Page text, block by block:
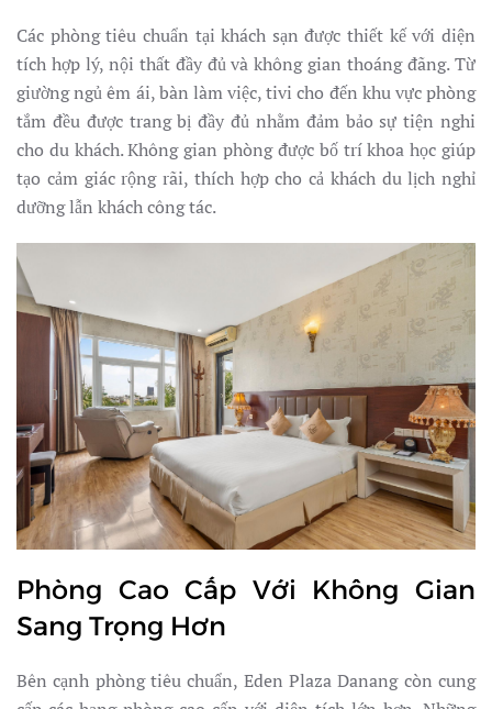
Các phòng tiêu chuẩn tại khách sạn được thiết kế với diện
tích hợp lý, nội thất đầy đủ và không gian thoáng đãng. Từ
giường ngủ êm ái, bàn làm việc, tivi cho đến khu vực phòng
tắm đều được trang bị đầy đủ nhằm đảm bảo sự tiện nghi
cho du khách. Không gian phòng được bố trí khoa học giúp
tạo cảm giác rộng rãi, thích hợp cho cả khách du lịch nghỉ
dưỡng lẫn khách công tác.
Phòng Cao Cấp Với Không Gian
Sang Trọng Hơn
Bên cạnh phòng tiêu chuẩn, Eden Plaza Danang còn cung